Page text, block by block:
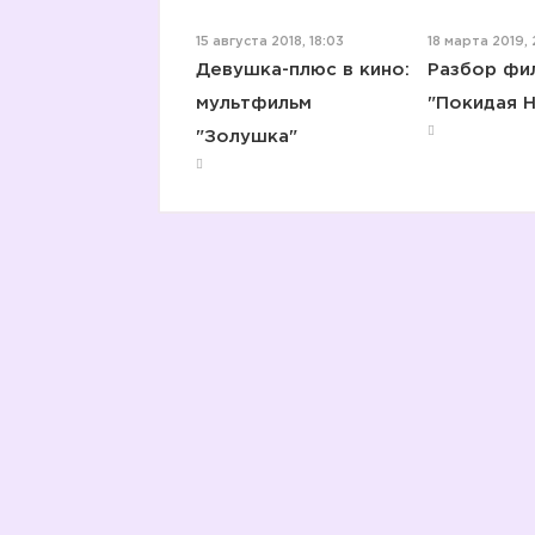
15 августа 2018, 18:03
Девушка-плюс в кино:
мультфильм
"Золушка"
18 марта 2019,
Разбор
"Покидая